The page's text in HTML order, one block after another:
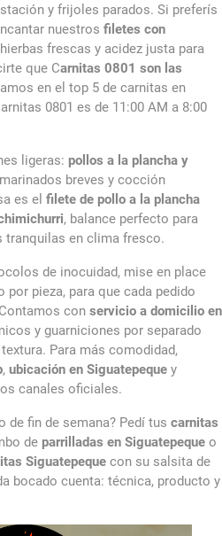
y frijoles parados. Si preferís
nuestros filetes con
frescas y acidez justa para
que Carnitas 0801 son las
en el top 5 de carnitas en
0801 es de 11:00 AM a 8:00
ligeras: pollos a la plancha y
breves y cocción
es el filete de pollo a la plancha
, balance perfecto para
tranquilas en clima fresco.
de inocuidad, mise en place
pieza, para que cada pedido
con servicio a domicilio en
y guarniciones por separado
Para más comodidad,
, ubicación en Siguatepeque y
canales oficiales.
de fin de semana? Pedí tus carnitas
de parrilladas en Siguatepeque o
Siguatepeque con su salsita de
bocado cuenta: técnica, producto y